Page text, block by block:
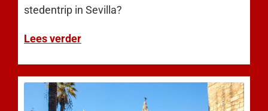
stedentrip in Sevilla?
Lees verder